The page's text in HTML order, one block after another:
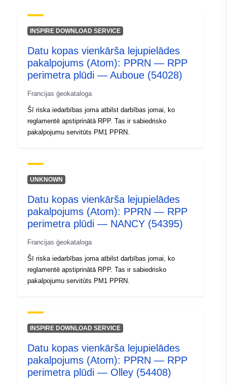
120066022-srv-973b5b1e-ff13-
4e7e-a1fc-9e33bc3f3287
Tips:
Avoti:
http://inspire.ec.europa.eu/
INSPIRE DOWNLOAD SERVICE
Datu kopas vienkārša lejupielādes
pakalpojums (Atom): PPRN — RPP
perimetra plūdi — Auboue (54028)
Francijas ģeokataloga
Šī riska iedarbības joma atbilst darbības jomai, ko
reglamentē apstiprinātā RPP. Tas ir sabiedrisko
pakalpojumu servitūts PM1 PPRN.
UNKNOWN
Datu kopas vienkārša lejupielādes
pakalpojums (Atom): PPRN — RPP
perimetra plūdi — NANCY (54395)
Francijas ģeokataloga
Šī riska iedarbības joma atbilst darbības jomai, ko
reglamentē apstiprinātā RPP. Tas ir sabiedrisko
pakalpojumu servitūts PM1 PPRN.
INSPIRE DOWNLOAD SERVICE
Datu kopas vienkārša lejupielādes
pakalpojums (Atom): PPRN — RPP
perimetra plūdi — Olley (54408)